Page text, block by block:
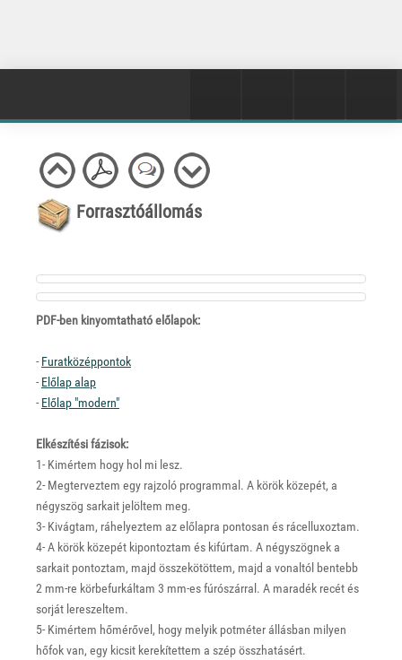
Forrasztóállomás
PDF-ben kinyomtatható előlapok:
- Furatközéppontok
- Előlap alap
- Előlap "modern"
Elkészítési fázisok:
1- Kimértem hogy hol mi lesz.
2- Megterveztem egy rajzoló programmal. A körök közepét, a
négyszög sarkait jelöltem meg.
3- Kivágtam, ráhelyeztem az előlapra pontosan és rácelluxoztam.
4- A körök közepét kipontoztam és kifúrtam. A négyszögnek a
sarkait pontoztam, majd összekötöttem, majd a vonaltól bentebb
2 mm-re körbefurkáltam 3 mm-es fúrószárral. A maradék recét és
sorját lereszeltem.
5- Kimértem hőmérővel, hogy melyik potméter állásban milyen
hőfok van, egy kicsit kerekítettem a szép összhatásért.